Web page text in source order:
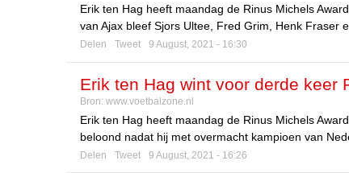
Erik ten Hag heeft maandag de Rinus Michels
van Ajax bleef Sjors Ultee, Fred Grim, Henk Fraser
Delen Tweet 9 August, 2021 - 16:30
Erik ten Hag wint voor derde keer
Bron: www.voetbalzone.nl
Erik ten Hag heeft maandag de Rinus Michels
beloond nadat hij met overmacht kampioen van
Delen Tweet 9 August, 2021 - 16:26